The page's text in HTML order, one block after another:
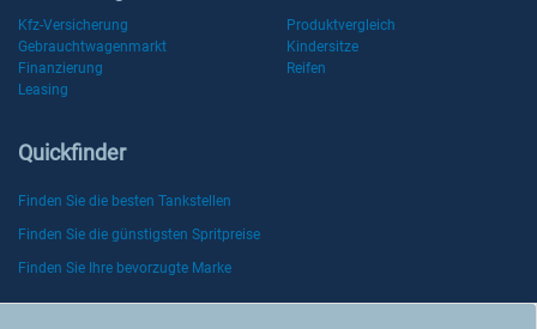
Kfz-Versicherung
Produktvergleich
Gebrauchtwagenmarkt
Kindersitze
Finanzierung
Reifen
Leasing
Quickfinder
Finden Sie die besten Tankstellen
Finden Sie die günstigsten Spritpreise
Finden Sie Ihre bevorzugte Marke